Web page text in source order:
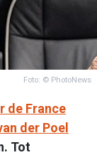
Foto: © PhotoNews
de France
der Poel
Tot